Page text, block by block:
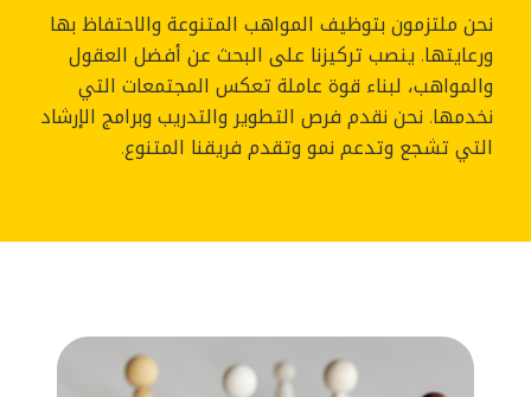
نحن ملتزمون بتوظيف المواهب المتنوعة والاحتفاظ بها
ورعايتها. ينصب تركيزنا على البحث عن أفضل العقول
والمواهب، لبناء قوة عاملة تعكس المجتمعات التي
نخدمها. نحن نقدم فرص التطوير والتدريب وبرامج الإرشاد
التي تشجع وتدعم نمو وتقدم فريقنا المتنوع.